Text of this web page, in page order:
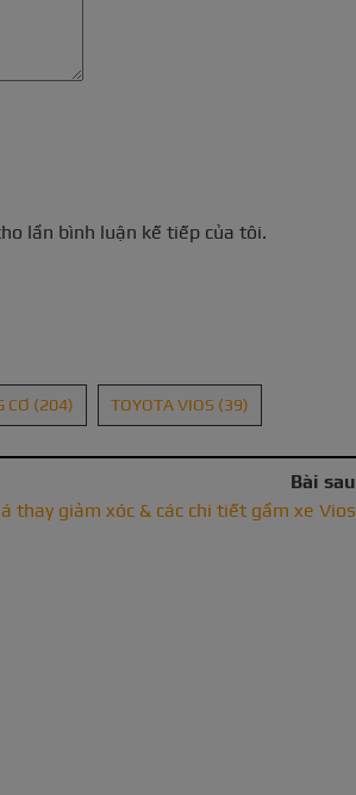
lần bình luận kế tiếp của tôi.
CƠ (204) TOYOTA VIOS (39)
Bài sau
thay giảm xóc & các chi tiết gầm xe Vios